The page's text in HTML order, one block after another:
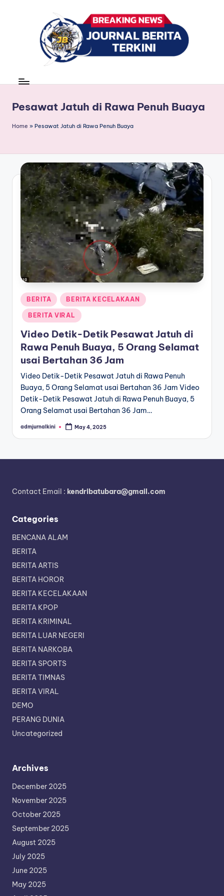
r
n
l
B
e
ri
t
a
T
e
k
n
news
Pesawat Jatuh di Rawa Penuh Buaya
Home » Pesawat Jatuh di Rawa Penuh Buaya
Posted
in
BERITA BERITA KECELAKAAN
BERITA VIRAL
Video Detik-Detik Pesawat Jatuh di
Rawa Penuh Buaya, 5 Orang Selamat
usai Bertahan 36 Jam
Video Detik-Detik Pesawat Jatuh di Rawa Penuh
Buaya, 5 Orang Selamat usai Bertahan 36 Jam Video
Detik-Detik Pesawat Jatuh di Rawa Penuh Buaya, 5
Orang Selamat usai Bertahan 36 Jam…
Posted
admjurnalkini May 4, 2025
Contact Email : kendribatubara@gmail.com
Categories
BENCANA ALAM
BERITA
BERITA ARTIS
BERITA HOROR
BERITA KECELAKAAN
BERITA KPOP
BERITA KRIMINAL
BERITA LUAR NEGERI
BERITA NARKOBA
BERITA SPORTS
BERITA TIMNAS
BERITA VIRAL
DEMO
PERANG DUNIA
Uncategorized
Archives
December 2025
November 2025
October 2025
September 2025
August 2025
July 2025
June 2025
May 2025